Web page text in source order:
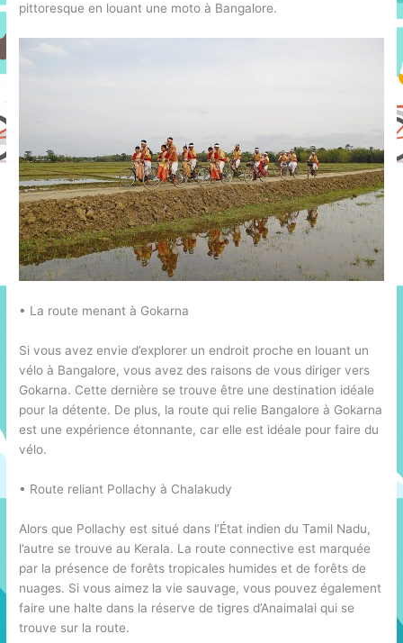
pittoresque en louant une moto à Bangalore.
• La route menant à Gokarna
Si vous avez envie d’explorer un endroit proche en louant un
vélo à Bangalore, vous avez des raisons de vous diriger vers
Gokarna. Cette dernière se trouve être une destination idéale
pour la détente. De plus, la route qui relie Bangalore à Gokarna
est une expérience étonnante, car elle est idéale pour faire du
vélo.
• Route reliant Pollachy à Chalakudy
Alors que Pollachy est situé dans l’État indien du Tamil Nadu,
l’autre se trouve au Kerala. La route connective est marquée
par la présence de forêts tropicales humides et de forêts de
nuages. Si vous aimez la vie sauvage, vous pouvez également
faire une halte dans la réserve de tigres d’Anaimalai qui se
trouve sur la route.